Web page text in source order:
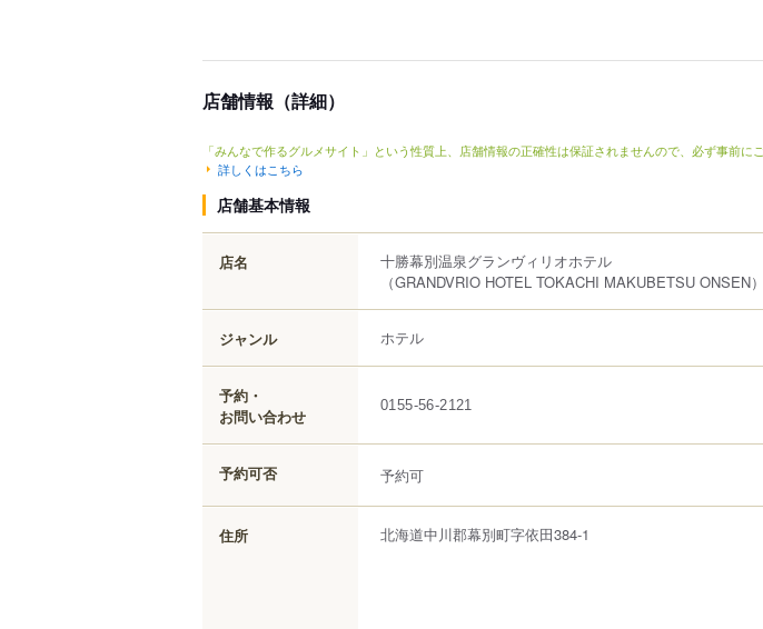
店舗情報（詳細）
「みんなで作るグルメサイト」という性質上、店舗情報の正確性は保証されませんので、必ず事前に
詳しくはこちら
店舗基本情報
店名
十勝幕別温泉グランヴィリオホテル
（GRANDVRIO HOTEL TOKACHI MAKUBETSU ONSEN）
ジャンル ホテル
予約・
お問い合わせ
0155-56-2121
予約可否 予約可
住所 北海道中川郡幕別町字依田384-1